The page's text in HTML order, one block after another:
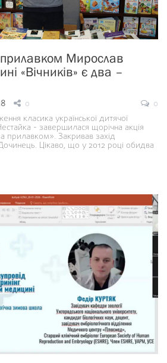
Мирослав
«Вічників» є два –
0
0
класика української дитячої
- завершилася щорічна акція
прилавком». Закривав захід
Цікаво, що у 2012 році обидва